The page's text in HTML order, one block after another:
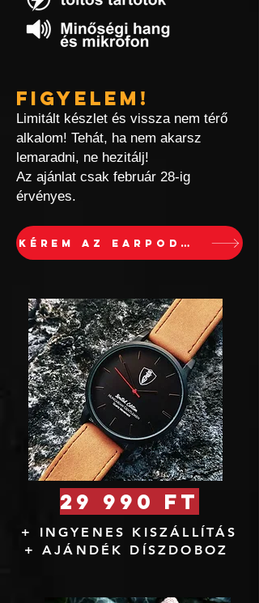
Figyelem!
Limitált készlet és vissza nem térő
alkalom! Tehát, ha nem akarsz
lemaradni, ne hezitálj!
Az ajánlat csak február 28-ig
érvényes.
KÉREM AZ EARPODOT
29 990 Ft
+ INGYENES KISZÁLLÍTÁS
+ AJÁNDÉK DÍSZDOBOZ